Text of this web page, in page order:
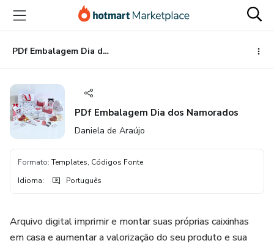
para
conteúdo
principal
para
pagamento
para
rodapé
PDf Embalagem Dia dos Namorados
PDf Embalagem Dia dos Namorados
Daniela de Araújo
Formato: Templates, Códigos Fonte
Idioma: Português
Arquivo digital imprimir e montar suas próprias caixinhas
em casa e aumentar a valorização do seu produto e sua